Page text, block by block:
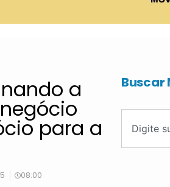
a
para a
08:00
Buscar